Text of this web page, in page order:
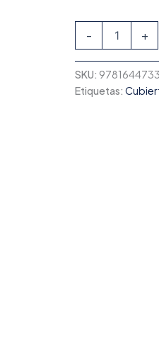
- +
SKU:
Etiquetas: